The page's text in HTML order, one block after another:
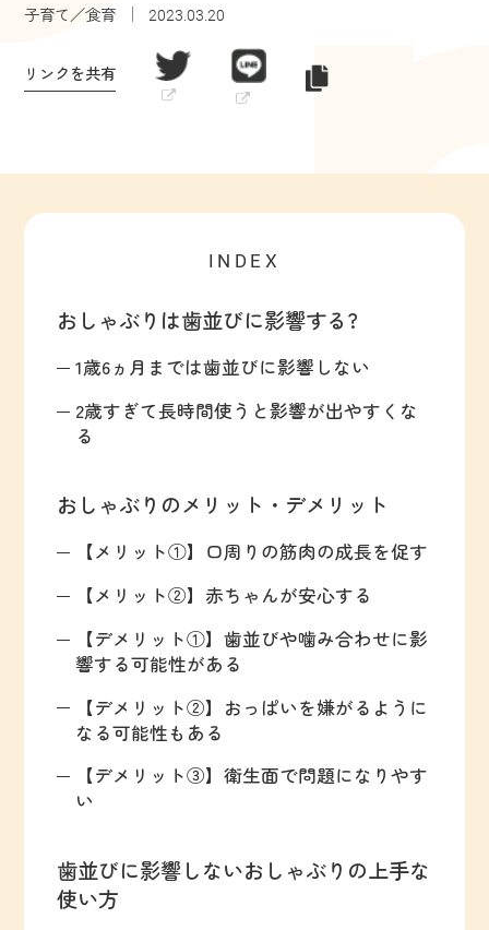
子育て／食育 2023.03.20
リンクを共有
INDEX
おしゃぶりは歯並びに影響する?
1歳6ヵ月までは歯並びに影響しない
2歳すぎて長時間使うと影響が出やすくな
る
おしゃぶりのメリット・デメリット
【メリット①】口周りの筋肉の成長を促す
【メリット②】赤ちゃんが安心する
【デメリット①】歯並びや噛み合わせに影
響する可能性がある
【デメリット②】おっぱいを嫌がるように
なる可能性もある
【デメリット③】衛生面で問題になりやす
い
歯並びに影響しないおしゃぶりの上手な
使い方